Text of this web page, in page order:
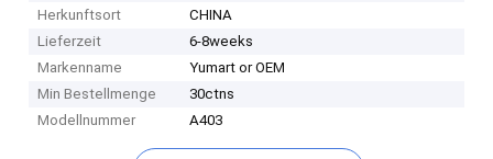
Herkunftsort
CHINA
Lieferzeit
6-8weeks
Markenname
Yumart or OEM
Min Bestellmenge
30ctns
Modellnummer
A403